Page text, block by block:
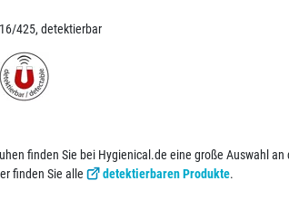
425, detektierbar
finden Sie bei Hygienical.de eine große Auswahl
finden Sie alle
detektierbaren Produkte.